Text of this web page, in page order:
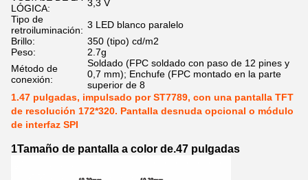
LÓGICA:
3,3 V
Tipo de
retroiluminación: 3 LED blanco paralelo
Brillo:
350 (tipo) cd/m2
Peso:
2.7g
Método de
conexión:
Soldado (FPC soldado con paso de 12 pines y
0,7 mm); Enchufe (FPC montado en la parte
superior de 8
1.47 pulgadas, impulsado por ST7789, con una pantalla TFT
de resolución 172*320. Pantalla desnuda opcional o módulo
de interfaz SPI
1Tamaño de pantalla a color de.47 pulgadas